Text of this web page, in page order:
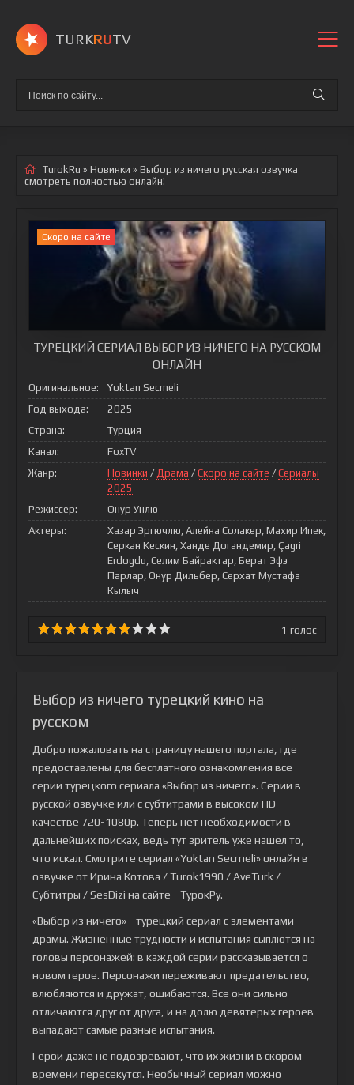
TURKRUTV
TurokRu » Новинки » Выбор из ничего русская озвучка
смотреть полностью онлайн!
Cкоро на сайте
ТУРЕЦКИЙ СЕРИАЛ ВЫБОР ИЗ НИЧЕГО НА РУССКОМ
ОНЛАЙН
Оригинальное:
Yoktan Secmeli
Год выхода:
2025
Страна:
Турция
Канал:
FoxTV
Жанр:
Новинки / Драма / Скоро на сайте / Сериалы
2025
Режиссер:
Онур Унлю
Актеры:
Хазар Эргючлю, Алейна Солакер, Махир Ипек,
Серкан Кескин, Ханде Догандемир, Çagri
Erdogdu, Селим Байрактар, Берат Эфэ
Парлар, Онур Дильбер, Серхат Мустафа
Кылыч
1 голос
Выбор из ничего турецкий кино на
русском
Добро пожаловать на страницу нашего портала, где
предоставлены для бесплатного ознакомления все
серии турецкого сериала «Выбор из ничего». Серии в
русской озвучке или с субтитрами в высоком HD
качестве 720-1080p. Теперь нет необходимости в
дальнейших поисках, ведь тут зритель уже нашел то,
что искал. Смотрите сериал «Yoktan Secmeli» онлайн в
озвучке от Ирина Котова / Turok1990 / AveTurk /
Субтитры / SesDizi на сайте - ТурокРу.
«Выбор из ничего» - турецкий сериал с элементами
драмы. Жизненные трудности и испытания сыплются на
головы персонажей: в каждой серии рассказывается о
новом герое. Персонажи переживают предательство,
влюбляются и дружат, ошибаются. Все они сильно
отличаются друг от друга, и на долю девятерых героев
выпадают самые разные испытания.
Герои даже не подозревают, что их жизни в скором
времени пересекутся. Необычный сериал можно